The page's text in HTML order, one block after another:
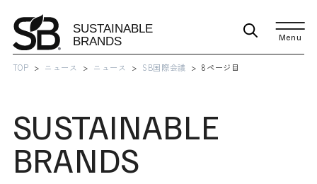
Menu
TOP ニュース ニュース SB国際会議 8ページ目
SUSTAINABLE
BRANDS